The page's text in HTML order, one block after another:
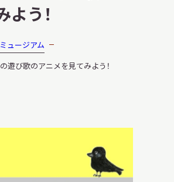
う！
ュージアム
遊び歌のアニメを見てみよう！